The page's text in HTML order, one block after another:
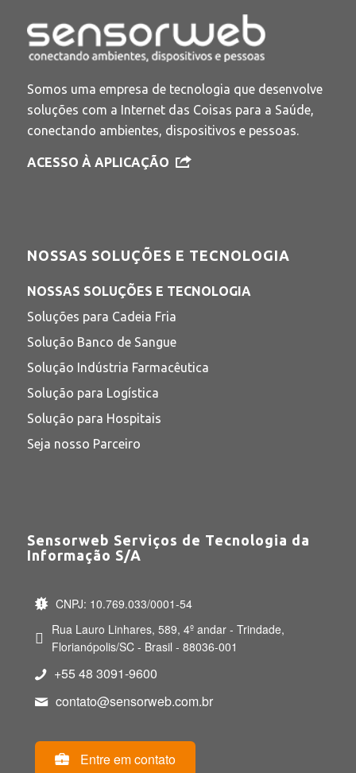
Somos uma empresa de tecnologia que desenvolve
soluções com a Internet das Coisas para a Saúde,
conectando ambientes, dispositivos e pessoas.
ACESSO À APLICAÇÃO
NOSSAS SOLUÇÕES E TECNOLOGIA
NOSSAS SOLUÇÕES E TECNOLOGIA
Soluções para Cadeia Fria
Solução Banco de Sangue
Solução Indústria Farmacêutica
Solução para Logística
Solução para Hospitais
Seja nosso Parceiro
Sensorweb Serviços de Tecnologia da
Informação S/A
CNPJ: 10.769.033/0001-54
Rua Lauro Linhares, 589, 4º andar - Trindade,
Florianópolis/SC - Brasil - 88036-001
+55 48 3091-9600
contato@sensorweb.com.br
Entre em contato